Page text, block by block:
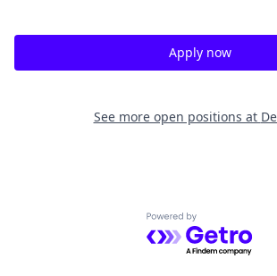
Apply now
See more open positions at
Powered by